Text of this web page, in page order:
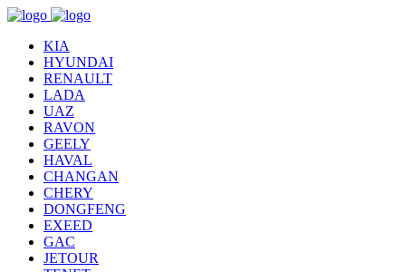
KIA
HYUNDAI
RENAULT
LADA
UAZ
RAVON
GEELY
HAVAL
CHANGAN
CHERY
DONGFENG
EXEED
GAC
JETOUR